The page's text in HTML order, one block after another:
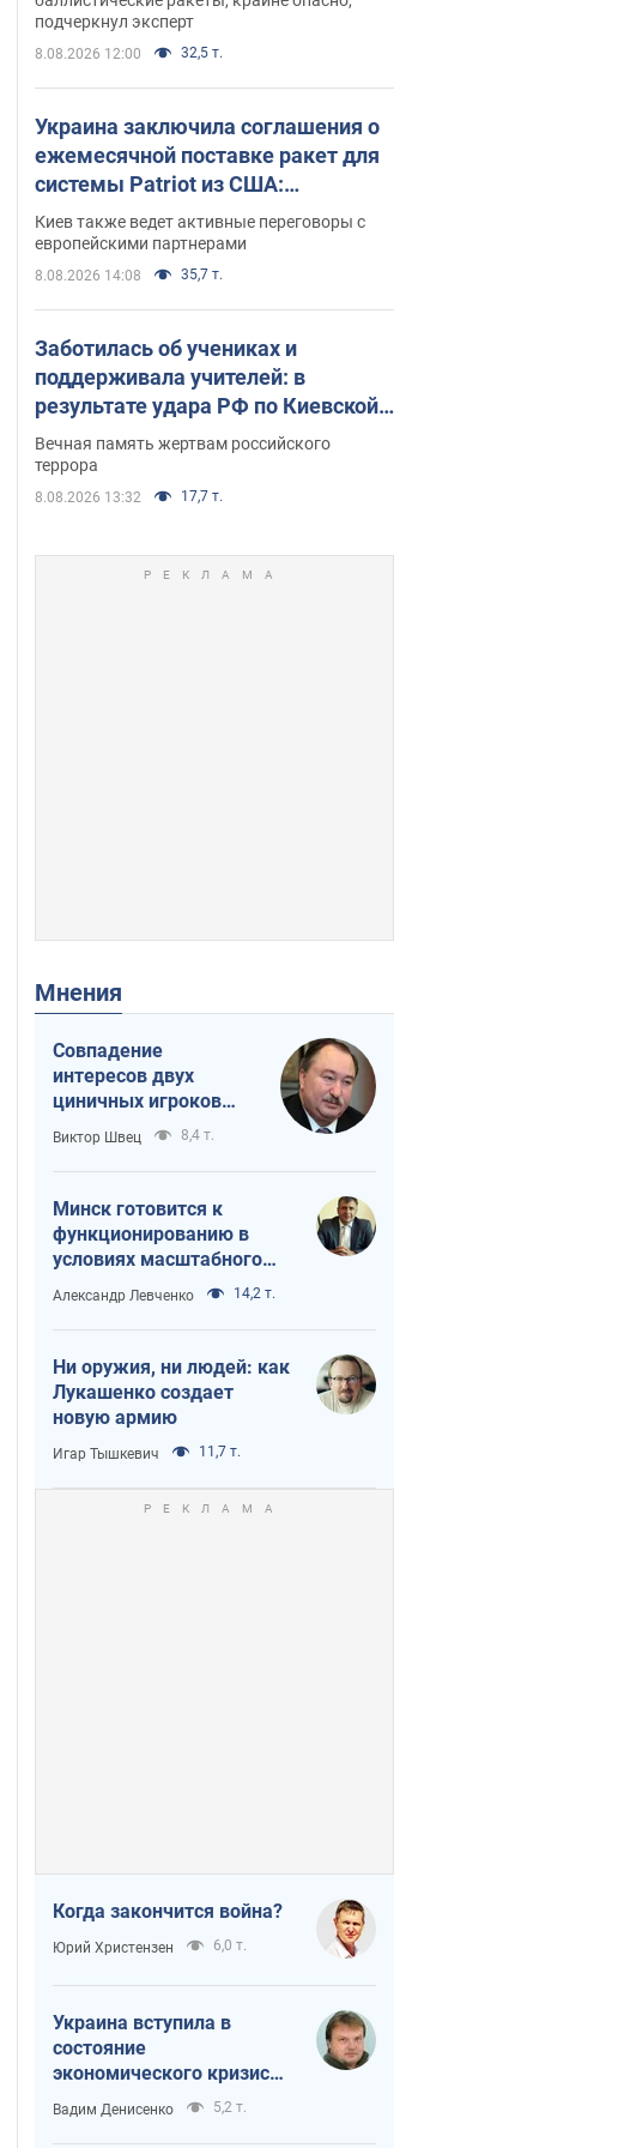
подчеркнул эксперт
8.08.2026 12:00 32,5 т.
Украина заключила соглашения о
ежемесячной поставке ракет для
системы Patriot из США:
Зеленский раскрыл подробности
Киев также ведет активные переговоры с
европейскими партнерами
8.08.2026 14:08 35,7 т.
Заботилась об учениках и
поддерживала учителей: в
результате удара РФ по Киевской
области погибли директор
киевского лицея, её муж и внук
Вечная память жертвам российского
террора
8.08.2026 13:32 17,7 т.
Мнения
Совпадение
интересов двух
циничных игроков
или тайный план
Трампа и Путина?
Виктор Швец 8,4 т.
Минск готовится к
функционированию в
условиях масштабного
военного кризиса
Александр Левченко 14,2 т.
Ни оружия, ни людей: как
Лукашенко создает
новую армию
Игар Тышкевич 11,7 т.
Когда закончится война?
Юрий Христензен 6,0 т.
Украина вступила в
состояние
экономического кризиса.
Есть ли свет в конце
туннеля?
Вадим Денисенко 5,2 т.